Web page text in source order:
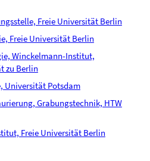
Freie Universität Berlin
Freie Universität Berlin
Winckelmann-Institut,
zu Berlin
Universität Potsdam
Grabungstechnik, HTW
Freie Universität Berlin